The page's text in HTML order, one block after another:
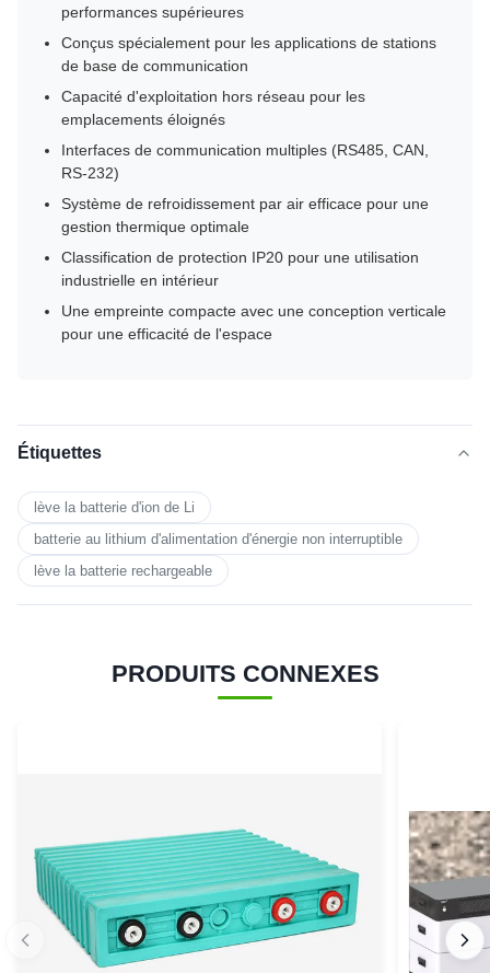
performances supérieures
Conçus spécialement pour les applications de stations
de base de communication
Capacité d'exploitation hors réseau pour les
emplacements éloignés
Interfaces de communication multiples (RS485, CAN,
RS-232)
Système de refroidissement par air efficace pour une
gestion thermique optimale
Classification de protection IP20 pour une utilisation
industrielle en intérieur
Une empreinte compacte avec une conception verticale
pour une efficacité de l'espace
Étiquettes
lève la batterie d'ion de Li
batterie au lithium d'alimentation d'énergie non interruptible
lève la batterie rechargeable
PRODUITS CONNEXES